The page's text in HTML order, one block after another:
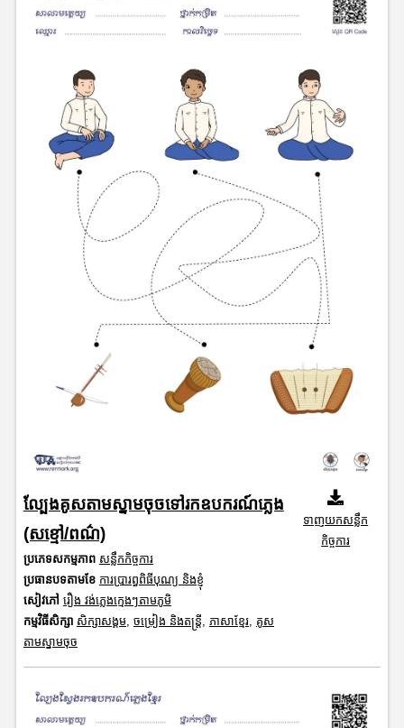
ល្បែងគូសតាមស្នាមចុចទៅរកឧបករណ៍ភ្លេង
(សខ្មៅ/ពណ៌)
ប្រភេទសកម្មភាព សន្លឹកកិច្ចការ
ប្រធានបទតាមខែ ការប្រារព្ធពិធីបុណ្យ និងខ្ញុំ
សៀវភៅ រឿង វង់ភ្លេងក្មេងៗតាមភូមិ
កម្មវិធីសិក្សា សិក្សាសង្គម, ចម្រៀង និងតន្ត្រី, ភាសាខ្មែរ, គូស
តាមស្នាមចុច
ទាញយកសន្លឹក
កិច្ចការ